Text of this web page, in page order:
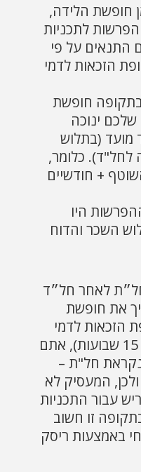
חופשת הלידה,
לתכניות
התנאים על פי
הזכאות לדמי
חופשת
ינוכה
מועד (בתלוש
לחל"ד). כלומר,
+ חודשיים
היו
השכר והדוח
חל״ת לאחר חל״ד
את חופשת
הזכאות לדמי
לידה (בד"כ מעבר ל 15 שבועות), אתם
חל"ת –
המעסיק לא
עבור התכניות
זו חשוב
באמצעות ריסק